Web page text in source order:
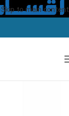
Skip to main content